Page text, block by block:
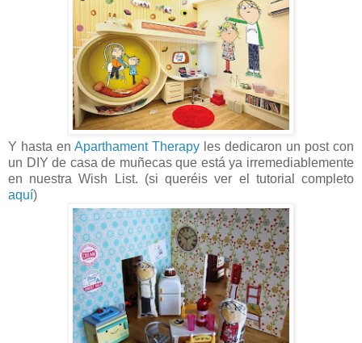
Y hasta en Aparthament Therapy les dedicaron un post con
un DIY de casa de muñecas que está ya irremediablemente
en nuestra Wish List. (si queréis ver el tutorial completo
aquí)